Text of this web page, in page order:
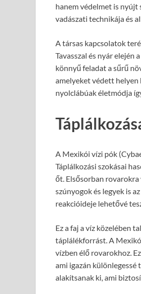
hanem védelmet is nyújt
vadászati technikája és
A társas kapcsolatok
Tavasszal és nyár
könnyű feladat a sűrű
amelyeket védett helyen
nyolclábúak életmódja
A Mexikói vízi pók
Táplálkozási szokásai
őt. Elsősorban rovarokra
szúnyogok és legyek is
reakcióideje lehetővé
Ez a faj a víz közelében
táplálékforrást. A
vízben élő rovarokhoz.
ami igazán
alakítsanak ki, ami